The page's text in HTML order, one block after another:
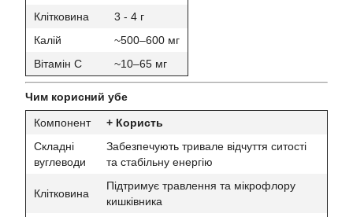
Клітковина
3 - 4 г
Калій
~500–600 мг
Вітамін C
~10–65 мг
Чим корисний убе
Компонент
+ Користь
Складні
вуглеводи
Забезпечують тривале відчуття ситості
та стабільну енергію
Клітковина
Підтримує травлення та мікрофлору
кишківника